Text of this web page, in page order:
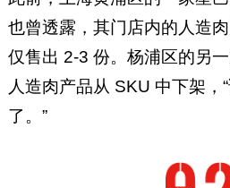
也曾透露，其门店内的人造
仅售出 2-3 份。杨浦区的另
人造肉产品从 SKU 中下架，
了。”